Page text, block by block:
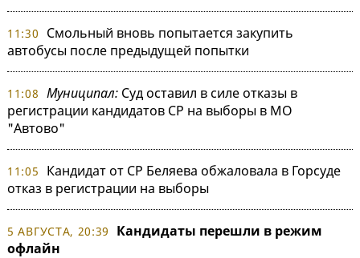
11:30
Смольный вновь попытается закупить
автобусы после предыдущей попытки
11:08 Муниципал:Суд оставил в силе отказы в
регистрации кандидатов СР на выборы в МО
"Автово"
11:05
Кандидат от СР Беляева обжаловала в Горсуде
отказ в регистрации на выборы
5 АВГУСТА, 20:39
Кандидаты перешли в режим
офлайн